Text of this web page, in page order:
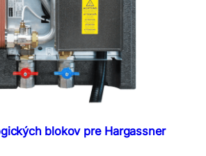
blokov pre Hargassner